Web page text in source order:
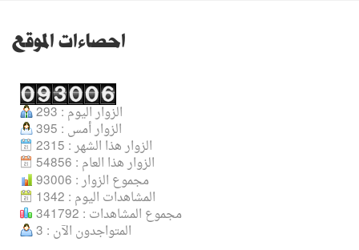
احصاءات الموقع
الزوار اليوم : 293
الزوار أمس : 395
الزوار هذا الشهر : 2315
الزوار هذا العام : 54856
مجموع الزوار : 93006
المشاهدات اليوم : 1342
مجموع المشاهدات : 341792
المتواجدون الآن : 3